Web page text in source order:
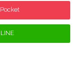
Pocket
LINE